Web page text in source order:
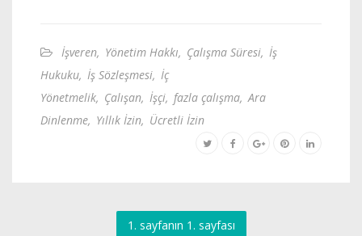
İşveren, Yönetim Hakkı, Çalışma Süresi, İş
Hukuku, İş Sözleşmesi, İç
Yönetmelik, Çalışan, İşçi, fazla çalışma, Ara
Dinlenme, Yıllık İzin, Ücretli İzin
1. sayfanın 1. sayfası